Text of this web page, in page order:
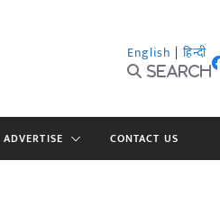
English | हिन्दी
Search
ADVERTISE CONTACT US